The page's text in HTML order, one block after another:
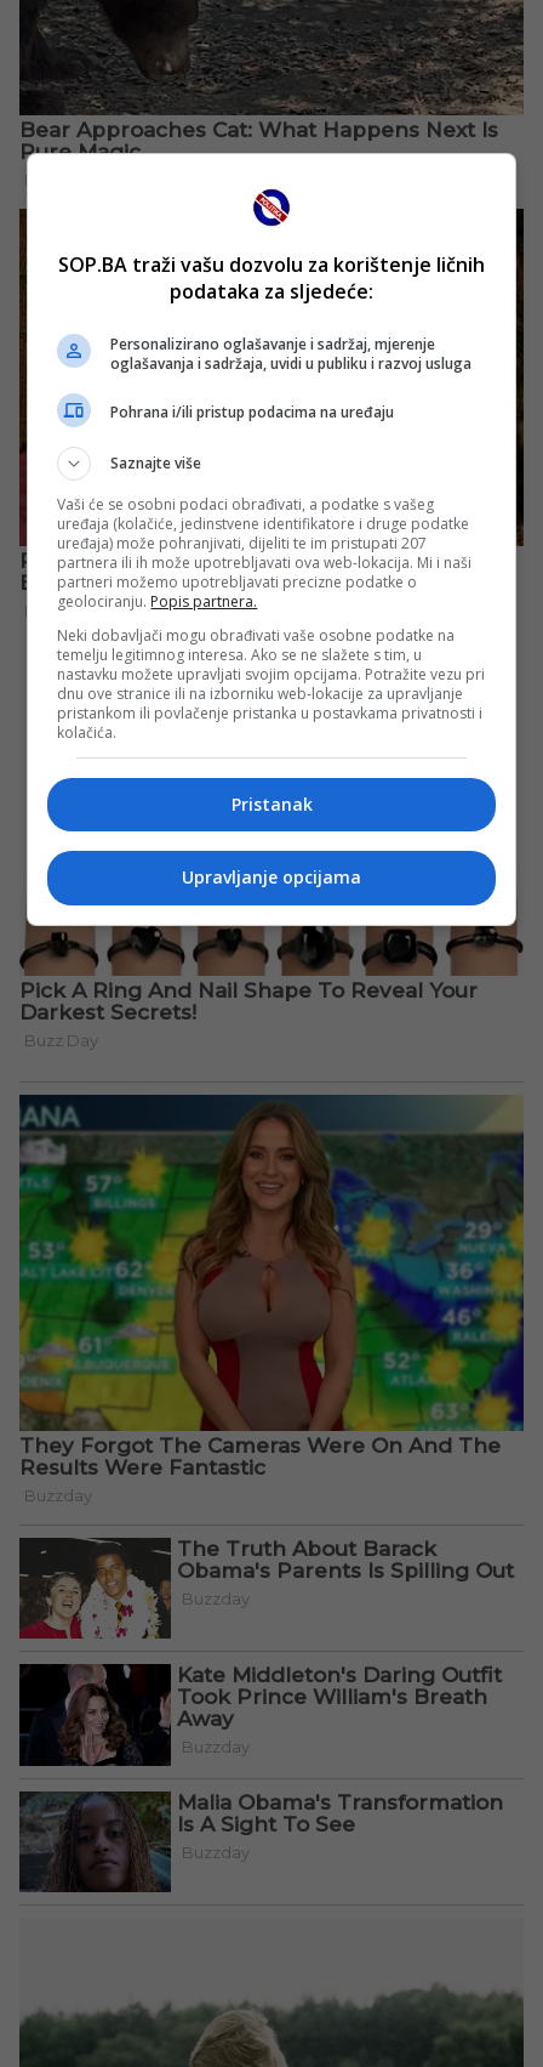
SOP.BA traži vašu dozvolu za korištenje ličnih
podataka za sljedeće:
Personalizirano oglašavanje i sadržaj, mjerenje
oglašavanja i sadržaja, uvidi u publiku i razvoj usluga
Pohrana i/ili pristup podacima na uređaju
Saznajte više
Vaši će se osobni podaci obrađivati, a podatke s vašeg
uređaja (kolačiće, jedinstvene identifikatore i druge podatke
uređaja) može pohranjivati, dijeliti te im pristupati 207
partnera ili ih može upotrebljavati ova web-lokacija. Mi i naši
partneri možemo upotrebljavati precizne podatke o
geolociranju. Popis partnera.
Neki dobavljači mogu obrađivati vaše osobne podatke na
temelju legitimnog interesa. Ako se ne slažete s tim, u
nastavku možete upravljati svojim opcijama. Potražite vezu pri
dnu ove stranice ili na izborniku web-lokacije za upravljanje
pristankom ili povlačenje pristanka u postavkama privatnosti i
kolačića.
Pristanak
Upravljanje opcijama